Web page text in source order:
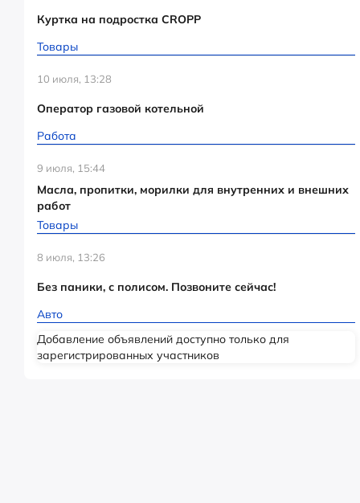
Куртка на подростка CROPP
Товары
10 июля, 13:28
Оператор газовой котельной
Работа
9 июля, 15:44
Масла, пропитки, морилки для внутренних и внешних
работ
Товары
8 июля, 13:26
Без паники, с полисом. Позвоните сейчас!
Авто
Добавление объявлений доступно только для
зарегистрированных участников